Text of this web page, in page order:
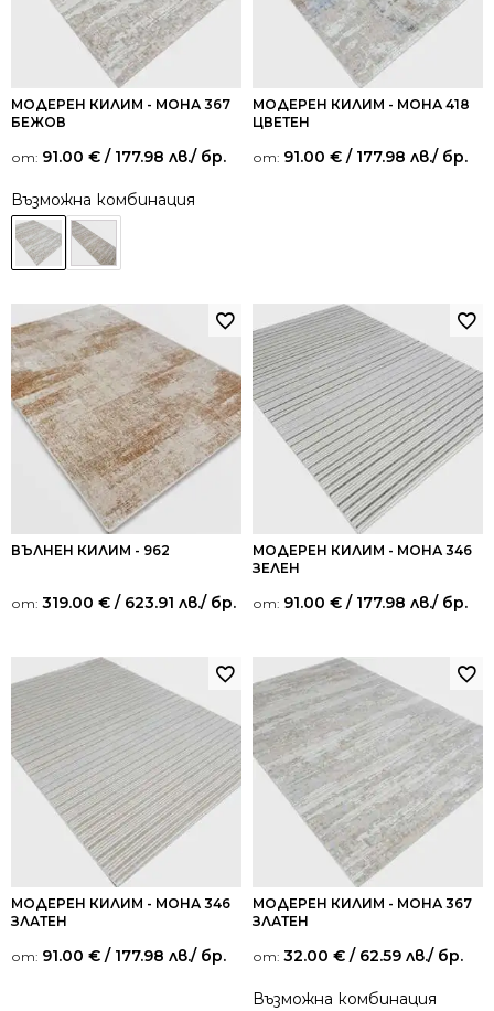
МОДЕРЕН КИЛИМ - МОНА 367
БЕЖОВ
от: 91.00 € / 177.98 лв./ бр.
Възможна комбинация
МОДЕРЕН КИЛИМ - МОНА 418
ЦВЕТЕН
от: 91.00 € / 177.98 лв./ бр.
ВЪЛНЕН КИЛИМ - 962
от: 319.00 € / 623.91 лв./ бр.
МОДЕРЕН КИЛИМ - МОНА 346
ЗЕЛЕН
от: 91.00 € / 177.98 лв./ бр.
МОДЕРЕН КИЛИМ - МОНА 346
ЗЛАТЕН
от: 91.00 € / 177.98 лв./ бр.
МОДЕРЕН КИЛИМ - МОНА 367
ЗЛАТЕН
от: 32.00 € / 62.59 лв./ бр.
Възможна комбинация